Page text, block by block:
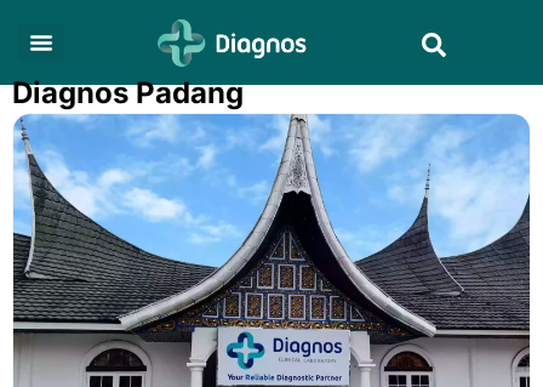
Diagnos Padang